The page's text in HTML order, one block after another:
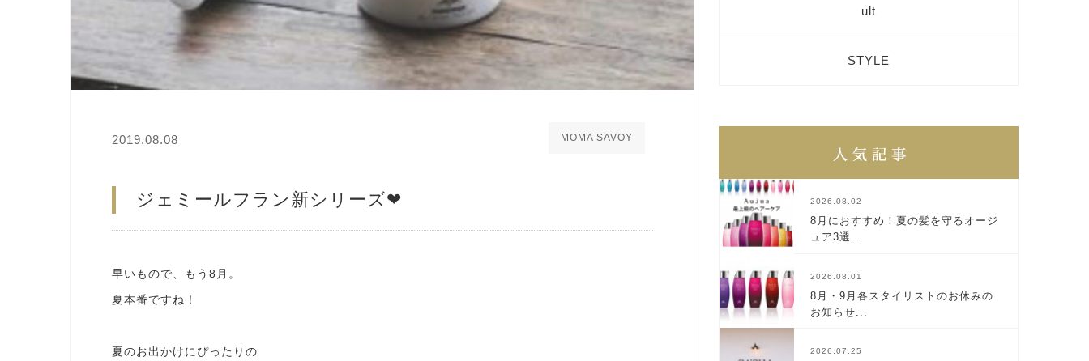
2019.08.08 MOMA SAVOY
ジェミールフラン新シリーズ❤︎
早いもので、もう8月。
夏本番ですね！
夏のお出かけにぴったりの
ult
STYLE
2026.08.02
8月におすすめ！夏の髪を守るオージ
ュア3選...
2026.08.01
8月・9月各スタイリストのお休みの
お知らせ...
2026.07.25